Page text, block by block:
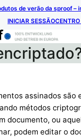
de verão da sproof –
INICIAR SESSÃO
assinados são
métodos
documento, ou
podem editar o